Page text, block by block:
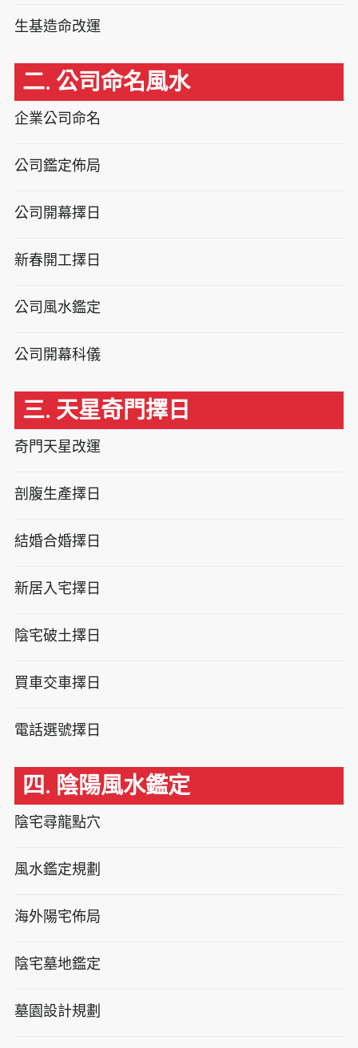
生基造命改運
二. 公司命名風水
企業公司命名
公司鑑定佈局
公司開幕擇日
新春開工擇日
公司風水鑑定
公司開幕科儀
三. 天星奇門擇日
奇門天星改運
剖腹生產擇日
結婚合婚擇日
新居入宅擇日
陰宅破土擇日
買車交車擇日
電話選號擇日
四. 陰陽風水鑑定
陰宅尋龍點穴
風水鑑定規劃
海外陽宅佈局
陰宅墓地鑑定
墓園設計規劃